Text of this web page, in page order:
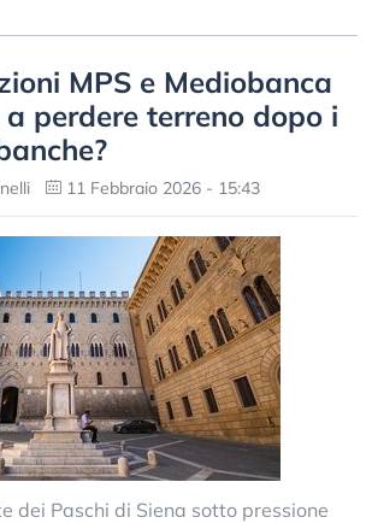
MPS e Mediobanca
perdere terreno dopo i
11 Febbraio 2026 - 15:43
dei Paschi di Siena sotto pressione